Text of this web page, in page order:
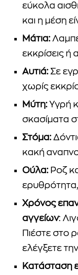
εύκολα
και η μέση
Μάτια:
εκκρίσεις
Αυτιά: Σε
χωρίς
Μύτη: Υγρή
σκασίματα
Στόμα:
κακή
Ούλα: Ροζ
Χρόνος
αγγείων:
Πιέστε στο
ελέγξετε
Κατάσταση